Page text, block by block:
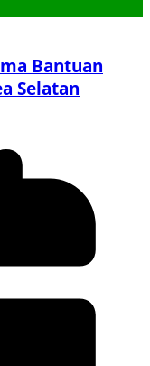
Bantuan
Selatan